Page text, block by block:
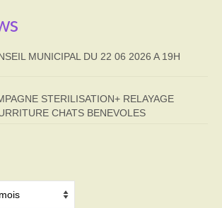
MUNICIPAL DU 22 06 2026 A 19H
STERILISATION+ RELAYAGE
CHATS BENEVOLES